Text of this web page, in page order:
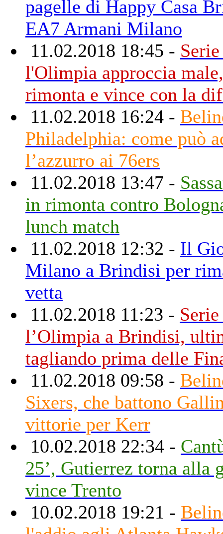
pagelle di Happy Casa
EA7 Armani Milano
11.02.2018 18:45 -
l'Olimpia approccia
rimonta e vince con la
11.02.2018 16:24 -
Philadelphia: come può
l’azzurro ai 76ers
11.02.2018 13:47 -
in rimonta contro
lunch match
11.02.2018 12:32 - Il
Milano a Brindisi per
vetta
11.02.2018 11:23 -
l’Olimpia a Brindisi,
tagliando prima delle
11.02.2018 09:58 -
Sixers, che battono
vittorie per Kerr
10.02.2018 22:34 -
25’, Gutierrez torna alla
vince Trento
10.02.2018 19:21 -